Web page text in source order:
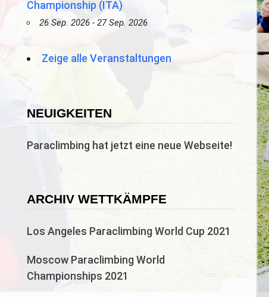
Championship (ITA)
26 Sep. 2026 - 27 Sep. 2026
Zeige alle Veranstaltungen
NEUIGKEITEN
Paraclimbing hat jetzt eine neue Webseite!
ARCHIV WETTKÄMPFE
Los Angeles Paraclimbing World Cup 2021
Moscow Paraclimbing World
Championships 2021